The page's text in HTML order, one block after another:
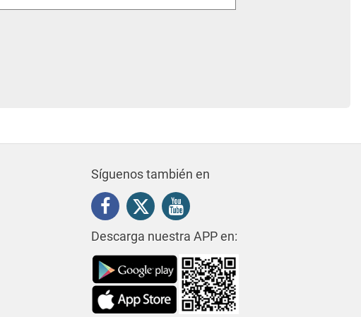
Síguenos también en
Descarga nuestra APP en: